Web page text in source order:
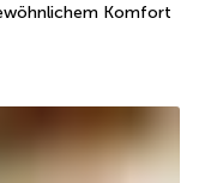
Komfort